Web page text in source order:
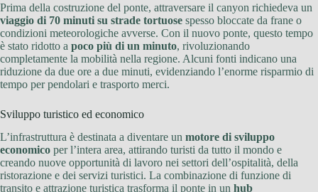
Prima della costruzione del ponte, attraversare il canyon richiedeva un
viaggio di 70 minuti su strade tortuose spesso bloccate da frane o
condizioni meteorologiche avverse. Con il nuovo ponte, questo tempo
è stato ridotto a poco più di un minuto, rivoluzionando
completamente la mobilità nella regione. Alcuni fonti indicano una
riduzione da due ore a due minuti, evidenziando l’enorme risparmio di
tempo per pendolari e trasporto merci.
Sviluppo turistico ed economico
L’infrastruttura è destinata a diventare un motore di sviluppo
economico per l’intera area, attirando turisti da tutto il mondo e
creando nuove opportunità di lavoro nei settori dell’ospitalità, della
ristorazione e dei servizi turistici. La combinazione di funzione di
transito e attrazione turistica trasforma il ponte in un hub